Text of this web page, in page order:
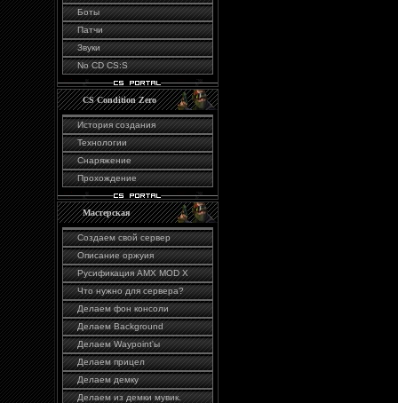
Боты
Патчи
Звуки
No CD CS:S
CS Condition Zero
История создания
Технологии
Снаряжение
Прохождение
Мастерская
Создаем свой сервер
Описание оржуия
Русификация AMX MOD X
Что нужно для сервера?
Делаем фон консоли
Делаем Background
Делаем Waypoint'ы
Делаем прицел
Делаем демку
Делаем из демки мувик.